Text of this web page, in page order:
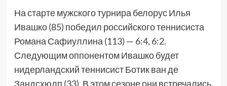
На старте мужского турнира белорус Илья
Ивашко (85) победил российского теннисиста
Романа Сафиуллина (113) — 6:4, 6:2.
Следующим оппонентом Ивашко будет
нидерландский теннисист Ботик ван де
Зандсхюлп (33). В этом сезоне они встречались